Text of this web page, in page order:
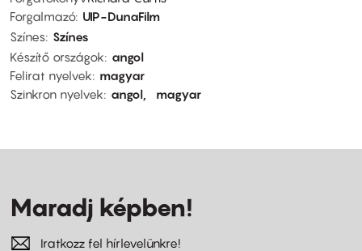
Forgalmazó UIP-DunaFilm
Színes Színes
Készítő országok
angol
Felirat nyelvek
magyar
Szinkron nyelvek
angol magyar
Maradj képben!
Iratkozz fel hírlevelünkre!